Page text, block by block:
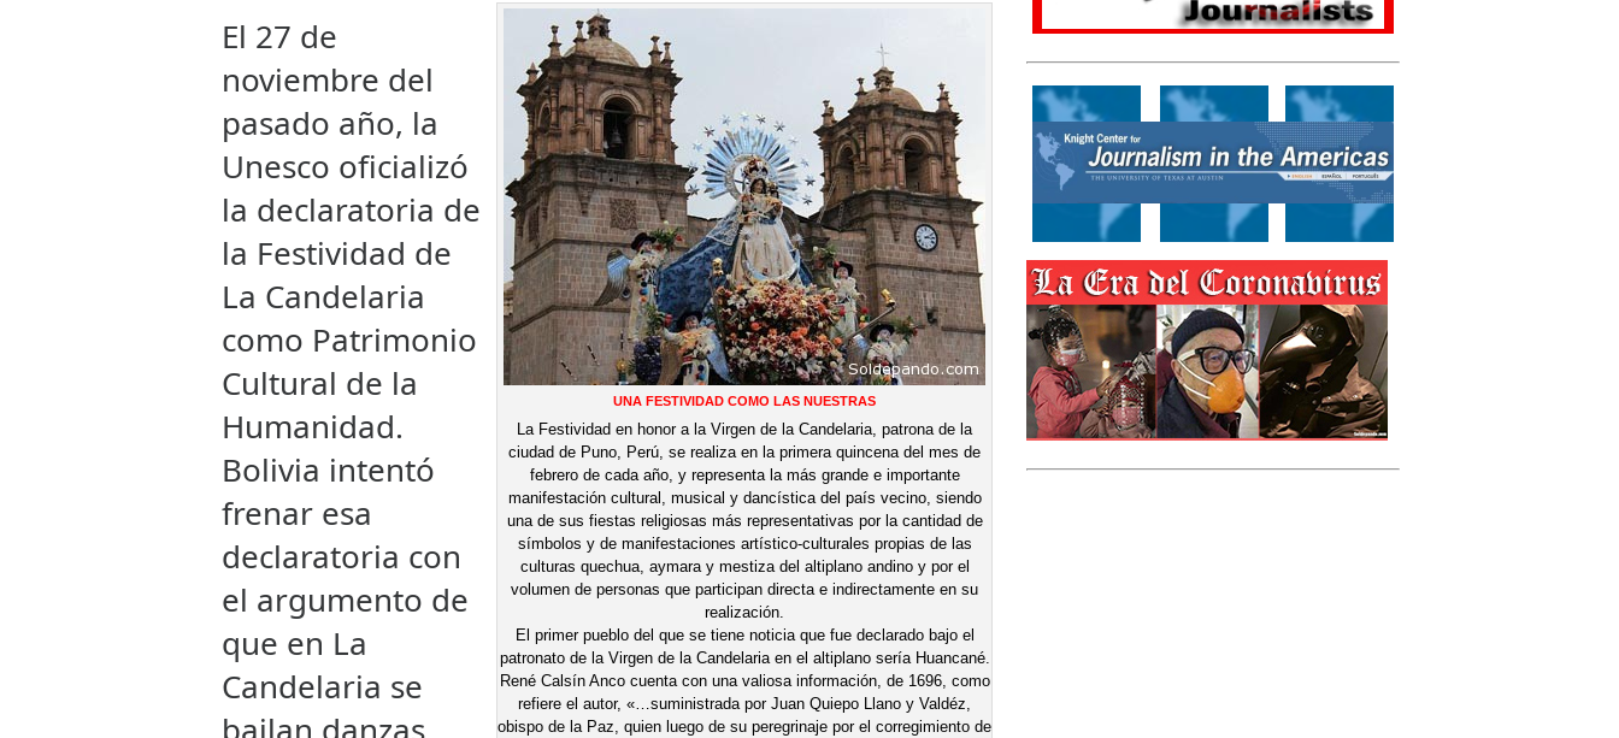
UNA FESTIVIDAD COMO LAS NUESTRAS
La Festividad en honor a la Virgen de la Candelaria, patrona de la
ciudad de Puno, Perú, se realiza en la primera quincena del mes de
febrero de cada año, y representa la más grande e importante
manifestación cultural, musical y dancística del país vecino, siendo
una de sus fiestas religiosas más representativas por la cantidad de
símbolos y de manifestaciones artístico-culturales propias de las
culturas quechua, aymara y mestiza del altiplano andino y por el
volumen de personas que participan directa e indirectamente en su
realización.
El primer pueblo del que se tiene noticia que fue declarado bajo el
patronato de la Virgen de la Candelaria en el altiplano sería Huancané.
René Calsín Anco cuenta con una valiosa información, de 1696, como
refiere el autor, «…suministrada por Juan Quiepo Llano y Valdéz,
obispo de la Paz, quien luego de su peregrinaje por el corregimiento de
El 27 de
noviembre del
pasado año, la
Unesco oficializó
la declaratoria de
la Festividad de
La Candelaria
como Patrimonio
Cultural de la
Humanidad.
Bolivia intentó
frenar esa
declaratoria con
el argumento de
que en La
Candelaria se